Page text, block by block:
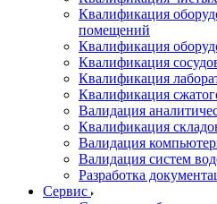
Квалификация
помещений
Квалификация
Квалификация
Квалификация
Квалификация
Валидация
Квалификация
Валидация
Валидация систем
Разработка
Cервис